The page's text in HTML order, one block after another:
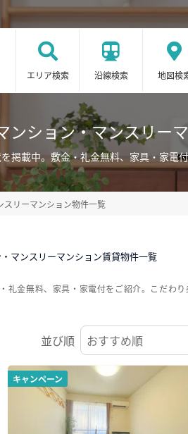
エリア検索 沿線検索 地図検
ション・マンスリー
載中。敷金・礼金無料、家具・家電
スリーマンション物件一覧
マンスリーマンション賃貸物件一覧
並び順
キャンペーン
金無料、家具・家電付をご紹介。こだわり